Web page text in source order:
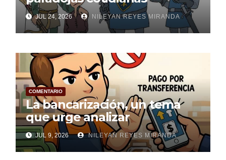
JUL 24, 2026 NILEYAN REYES MIRANDA
COMENTARIO
La bancarización, un tema
que urge analizar
JUL 9, 2026 NILEYAN REYES MIRANDA